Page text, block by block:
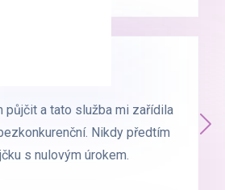
půjčit a tato služba mi zařídila
Nikdy předtím
s nulovým úrokem.
půjčit a tato služba mi zařídila
Nikdy předtím
s nulovým úrokem.